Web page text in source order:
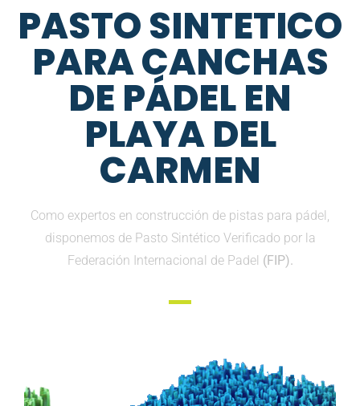
PASTO SINTETICO
PARA CANCHAS
DE PÁDEL EN
PLAYA DEL
CARMEN
Como expertos en construcción de pistas para pádel,
disponemos de Pasto Sintético Verificado por la
Federación Internacional de Padel (FIP).